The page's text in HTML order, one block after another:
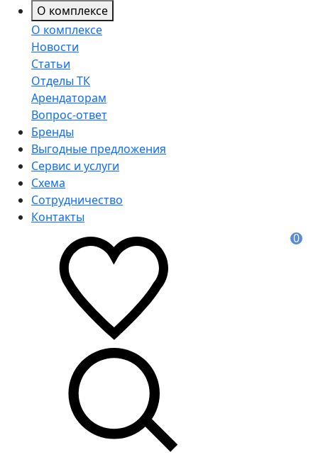
О комплексе
О комплексе
Новости
Статьи
Отделы ТК
Арендаторам
Вопрос-ответ
Бренды
Выгодные предложения
Сервис и услуги
Схема
Сотрудничество
Контакты
0